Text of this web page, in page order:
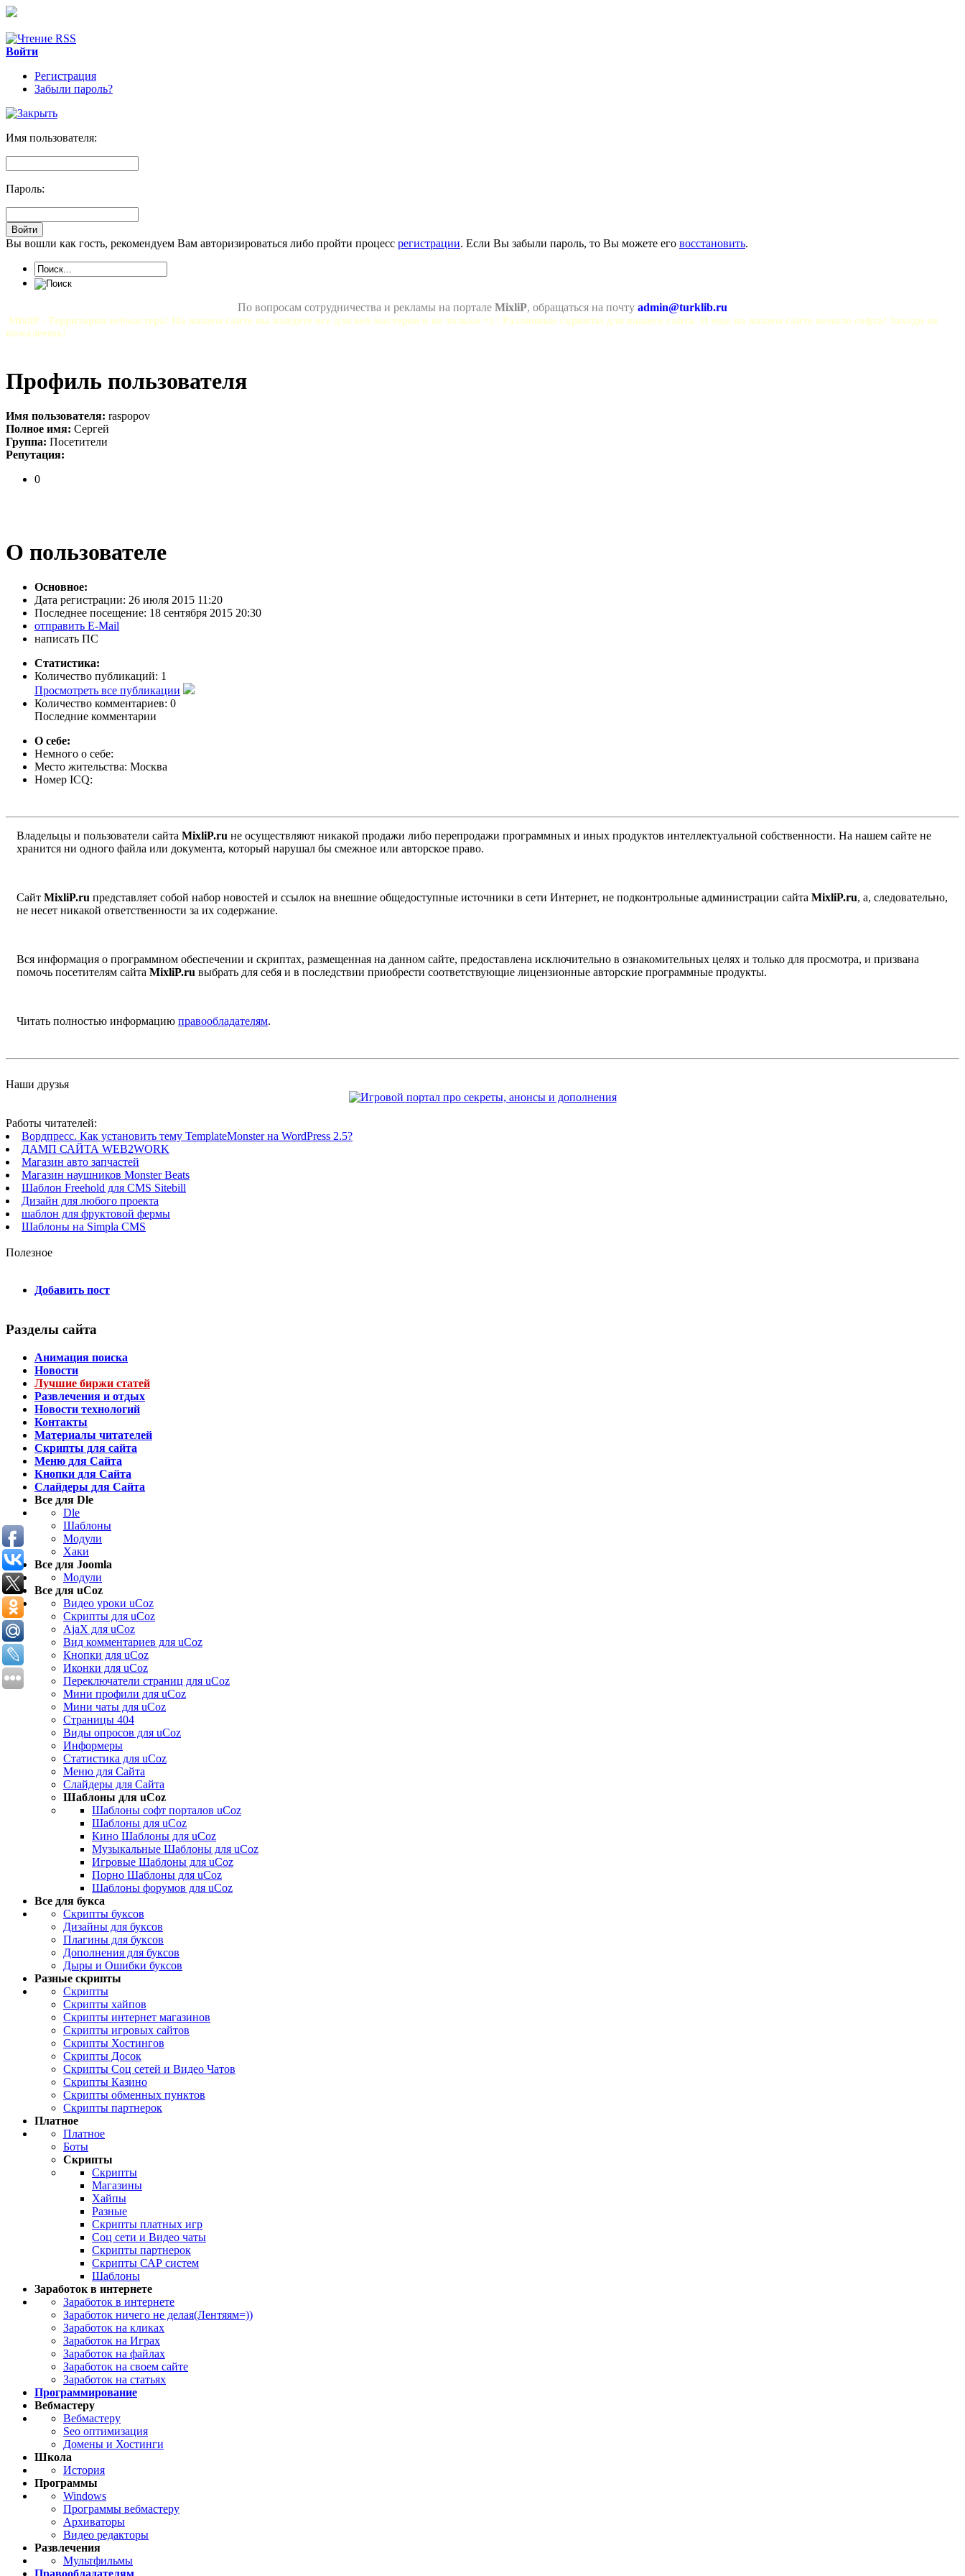
Войти
Регистрация
Забыли пароль?
Имя пользователя:
Пароль:
Вы вошли как гость, рекомендуем Вам авторизироваться либо пройти процесс регистрации. Если Вы забыли пароль, то Вы можете его восстановить.
По вопросам сотрудничества и рекламы на портале MixliP, обращаться на почту admin@turklib.ru
MixliP - Территория вебмастера! На нашем сайте вы найдете все для веб-мастеров и не только =) ! Различные скрипты для вашего сайта. И еще на нашем сайте немало софта! Заходи не
пожалеешь!
Профиль пользователя
Имя пользователя: raspopov
Полное имя: Сергей
Группа: Посетители
Репутация:
0
О пользователе
Основное:
Дата регистрации: 26 июля 2015 11:20
Последнее посещение: 18 сентября 2015 20:30
отправить E-Mail
написать ПС
Статистика:
Количество публикаций: 1
Просмотреть все публикации
Количество комментариев: 0
Последние комментарии
О себе:
Немного о себе:
Место жительства: Москва
Номер ICQ:
Владельцы и пользователи сайта MixliP.ru не осуществляют никакой продажи либо перепродажи программных и иных продуктов интеллектуальной собственности. На нашем сайте не
хранится ни одного файла или документа, который нарушал бы смежное или авторское право.
Сайт MixliP.ru представляет собой набор новостей и ссылок на внешние общедоступные источники в сети Интернет, не подконтрольные администрации сайта MixliP.ru, а, следовательно,
не несет никакой ответственности за их содержание.
Вся информация о программном обеспечении и скриптах, размещенная на данном сайте, предоставлена исключительно в ознакомительных целях и только для просмотра, и призвана
помочь посетителям сайта MixliP.ru выбрать для себя и в последствии приобрести соответствующие лицензионные авторские программные продукты.
Читать полностью информацию правообладателям.
Наши друзья
Работы читателей:
Вордпресс. Как установить тему TemplateMonster на WordPress 2.5?
ДАМП САЙТА WEB2WORK
Магазин авто запчастей
Магазин наушников Monster Beats
Шаблон Freehold для CMS Sitebill
Дизайн для любого проекта
шаблон для фруктовой фермы
Шаблоны на Simpla CMS
Полезное
Добавить пост
Разделы сайта
Анимация поиска
Новости
Лучшие биржи статей
Развлечения и отдых
Новости технологий
Контакты
Материалы читателей
Скрипты для сайта
Меню для Сайта
Кнопки для Сайта
Слайдеры для Сайта
Все для Dle
Dle
Шаблоны
Модули
Хаки
Все для Joomla
Модули
Все для uCoz
Видео уроки uCoz
Скрипты для uCoz
AjaX для uCoz
Вид комментариев для uCoz
Кнопки для uCoz
Иконки для uCoz
Переключатели страниц для uCoz
Мини профили для uCoz
Мини чаты для uCoz
Страницы 404
Виды опросов для uCoz
Информеры
Статистика для uCoz
Меню для Сайта
Слайдеры для Сайта
Шаблоны для uCoz
Шаблоны софт порталов uCoz
Шаблоны для uCoz
Кино Шаблоны для uCoz
Музыкальные Шаблоны для uCoz
Игровые Шаблоны для uCoz
Порно Шаблоны для uCoz
Шаблоны форумов для uCoz
Все для букса
Скрипты буксов
Дизайны для буксов
Плагины для буксов
Дополнения для буксов
Дыры и Ошибки буксов
Разные скрипты
Скрипты
Скрипты хайпов
Скрипты интернет магазинов
Скрипты игровых сайтов
Скрипты Хостингов
Скрипты Досок
Скрипты Соц сетей и Видео Чатов
Скрипты Казино
Скрипты обменных пунктов
Скрипты партнерок
Платное
Платное
Боты
Скрипты
Скрипты
Магазины
Хайпы
Разные
Скрипты платных игр
Соц сети и Видео чаты
Скрипты партнерок
Скрипты САР систем
Шаблоны
Заработок в интернете
Заработок в интернете
Заработок ничего не делая(Лентяям=))
Заработок на кликах
Заработок на Играх
Заработок на файлах
Заработок на своем сайте
Заработок на статьях
Программирование
Вебмастеру
Вебмастеру
Seo оптимизация
Домены и Хостинги
Школа
История
Программы
Windows
Программы вебмастеру
Архиваторы
Видео редакторы
Развлечения
Мультфильмы
Правообладателям